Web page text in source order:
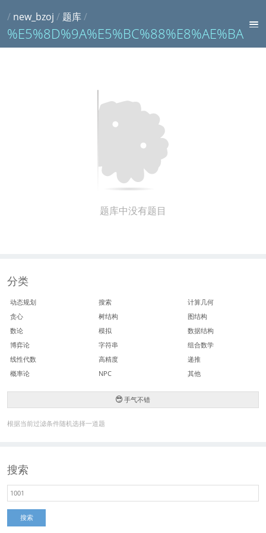
/ new_bzoj / 题库/
%E5%8D%9A%E5%BC%88%E8%AE%BA
题库中没有题目
分类
动态规划 搜索
计算几何
贪心
树结构
图结构
数论
模拟
数据结构
博弈论
字符串
组合数学
线性代数
高精度
递推
概率论
NPC 其他
手气不错
根据当前过滤条件随机选择一道题
搜索
搜索